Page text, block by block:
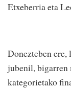
Etxeberria eta
Donezteben ere,
jubenil, bigarren
kategorietako